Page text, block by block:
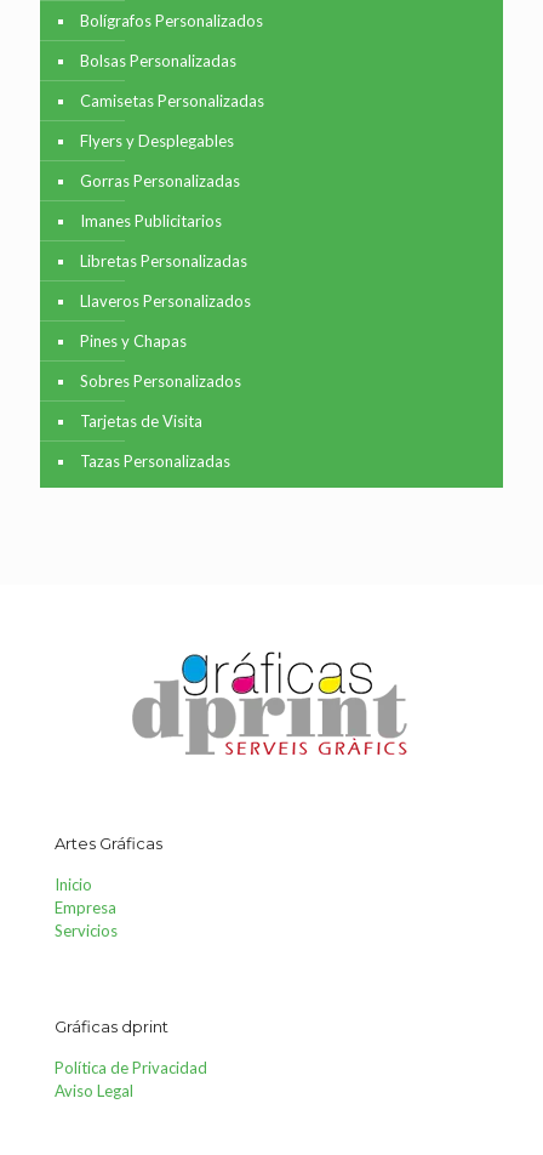
Bolígrafos Personalizados
Bolsas Personalizadas
Camisetas Personalizadas
Flyers y Desplegables
Gorras Personalizadas
Imanes Publicitarios
Libretas Personalizadas
Llaveros Personalizados
Pines y Chapas
Sobres Personalizados
Tarjetas de Visita
Tazas Personalizadas
Artes Gráficas
Inicio
Empresa
Servicios
Gráficas dprint
Política de Privacidad
Aviso Legal